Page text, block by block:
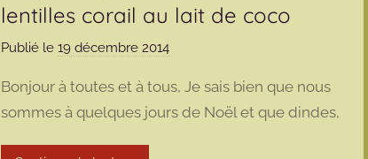
lentilles corail au lait de coco
Publié le 19 décembre 2014p
r
m
Bonjour à toutes et à tous, Je sais bien que nous
sommes à quelques jours de Noël et que dindes,